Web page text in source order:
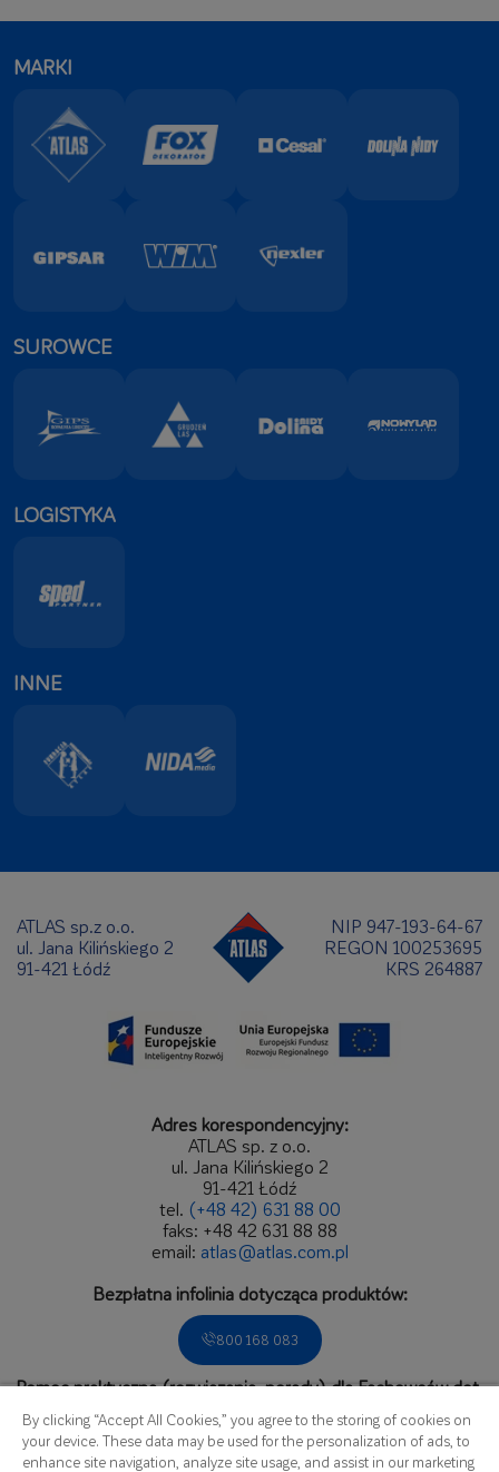
MARKI
SUROWCE
LOGISTYKA
INNE
ATLAS sp.z o.o.
ul. Jana Kilińskiego 2
91-421 Łódź
NIP 947-193-64-67
REGON 100253695
KRS 264887
Adres korespondencyjny:
ATLAS sp. z o.o.
ul. Jana Kilińskiego 2
91-421 Łódź
tel. (+48 42) 631 88 00
faks: +48 42 631 88 88
email: atlas@atlas.com.pl
Bezpłatna infolinia dotycząca produktów:
800 168 083
Pomoc praktyczna (rozwiązania, porady) dla Fachowców dot.
Zadzwoń do Biura Obsługi Fachowca:
By clicking “Accept All Cookies,” you agree to the storing of cookies on
your device. These data may be used for the personalization of ads, to
enhance site navigation, analyze site usage, and assist in our marketing